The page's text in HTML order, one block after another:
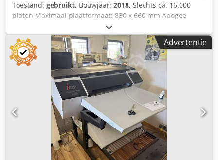
Toestand: gebruikt, Bouwjaar: 2018, Slechts ca. 16.000
platen Maximaal plaatformaat: 830 x 660 mm Apogee
Workflow 10.69.0 RIP Inline stansen Azura C95 uitwasunit
Stacker ST 95EX Dwodpfxsyt I Uns Acdea Op korte termijn
beschikbaar
Advertentie